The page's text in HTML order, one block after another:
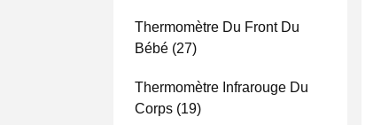
Thermomètre Du Front Du
Bébé (27)
Thermomètre Infrarouge Du
Corps (19)